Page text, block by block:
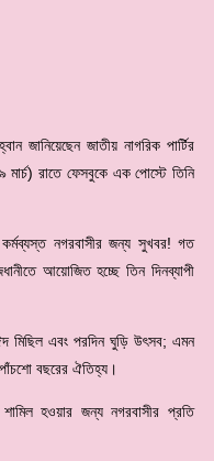
জানিয়েছেন জাতীয় নাগরিক পার্টির
রাতে ফেসবুকে এক পোস্টে তিনি
কর্মব্যস্ত নগরবাসীর জন্য সুখবর! গত
আয়োজিত হচ্ছে তিন দিনব্যাপী
মিছিল এবং পরদিন ঘুড়ি উৎসব; এমন
বছরের ঐতিহ্য।
হওয়ার জন্য নগরবাসীর প্রতি